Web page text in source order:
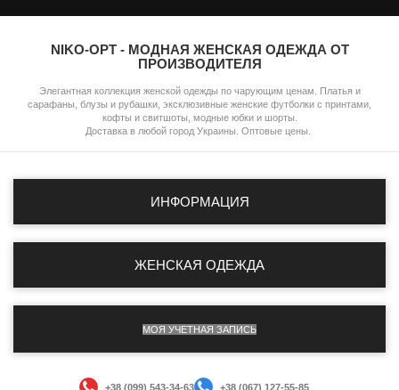
NIKO-OPT - МОДНАЯ ЖЕНСКАЯ ОДЕЖДА ОТ
ПРОИЗВОДИТЕЛЯ
Элегантная коллекция женской одежды по чарующим ценам. Платья и
сарафаны, блузы и рубашки, эксклюзивные женские футболки с принтами,
кофты и свитшоты, модные юбки и шорты.
Доставка в любой город Украины. Оптовые цены.
ИНФОРМАЦИЯ
ЖЕНСКАЯ ОДЕЖДА
МОЯ УЧЕТНАЯ ЗАПИСЬ
+38 (099) 543-34-63 +38 (067) 127-55-85